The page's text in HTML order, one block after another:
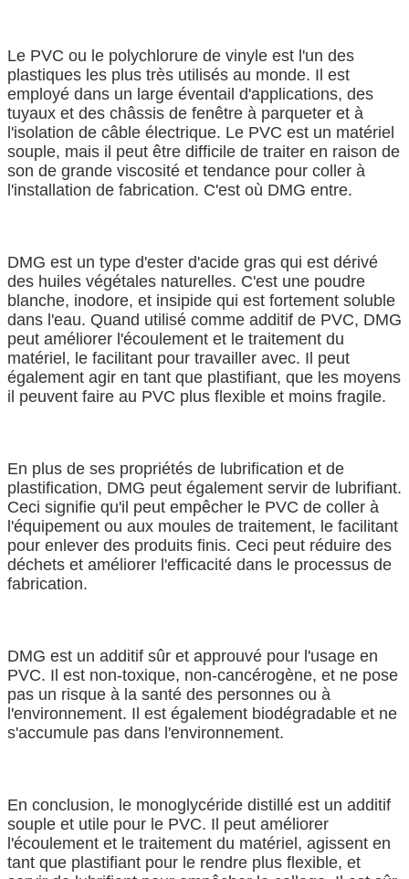
Le PVC ou le polychlorure de vinyle est l'un des
plastiques les plus très utilisés au monde. Il est
employé dans un large éventail d'applications, des
tuyaux et des châssis de fenêtre à parqueter et à
l'isolation de câble électrique. Le PVC est un matériel
souple, mais il peut être difficile de traiter en raison de
son de grande viscosité et tendance pour coller à
l'installation de fabrication. C'est où DMG entre.
DMG est un type d'ester d'acide gras qui est dérivé
des huiles végétales naturelles. C'est une poudre
blanche, inodore, et insipide qui est fortement soluble
dans l'eau. Quand utilisé comme additif de PVC, DMG
peut améliorer l'écoulement et le traitement du
matériel, le facilitant pour travailler avec. Il peut
également agir en tant que plastifiant, que les moyens
il peuvent faire au PVC plus flexible et moins fragile.
En plus de ses propriétés de lubrification et de
plastification, DMG peut également servir de lubrifiant.
Ceci signifie qu'il peut empêcher le PVC de coller à
l'équipement ou aux moules de traitement, le facilitant
pour enlever des produits finis. Ceci peut réduire des
déchets et améliorer l'efficacité dans le processus de
fabrication.
DMG est un additif sûr et approuvé pour l'usage en
PVC. Il est non-toxique, non-cancérogène, et ne pose
pas un risque à la santé des personnes ou à
l'environnement. Il est également biodégradable et ne
s'accumule pas dans l'environnement.
En conclusion, le monoglycéride distillé est un additif
souple et utile pour le PVC. Il peut améliorer
l'écoulement et le traitement du matériel, agissent en
tant que plastifiant pour le rendre plus flexible, et